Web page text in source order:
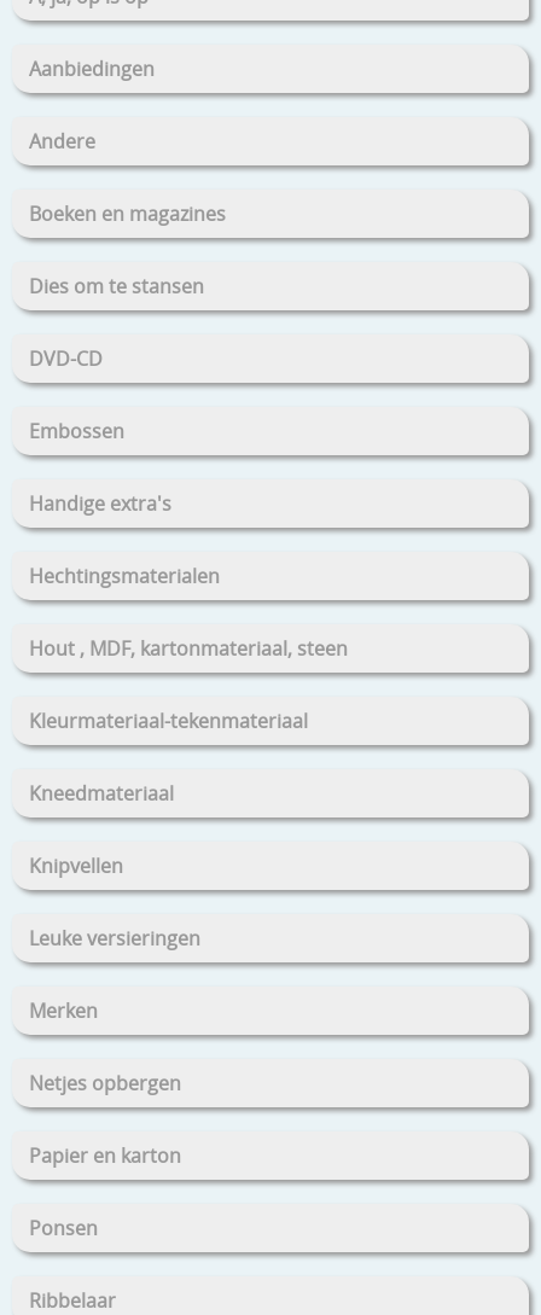
Aanbiedingen
Andere
Boeken en magazines
Dies om te stansen
DVD-CD
Embossen
Handige extra's
Hechtingsmaterialen
Hout , MDF, kartonmateriaal, steen
Kleurmateriaal-tekenmateriaal
Kneedmateriaal
Knipvellen
Leuke versieringen
Merken
Netjes opbergen
Papier en karton
Ponsen
Ribbelaar